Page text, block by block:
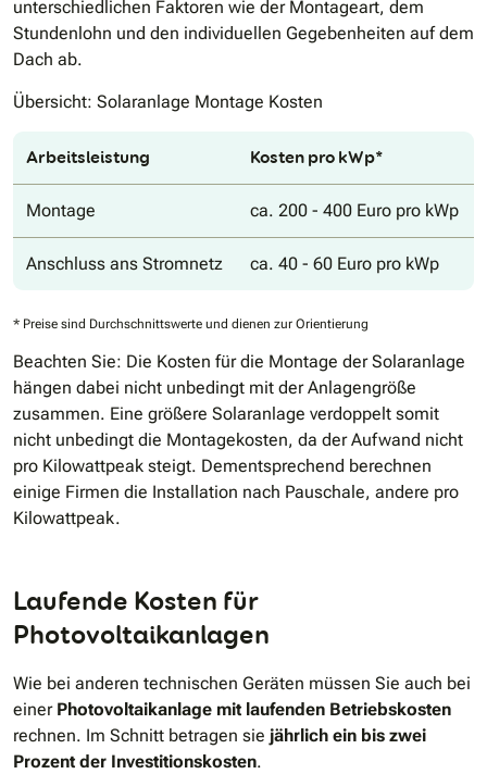
unterschiedlichen Faktoren wie der Montageart, dem
Stundenlohn und den individuellen Gegebenheiten auf dem
Dach ab.
Übersicht: Solaranlage Montage Kosten
Arbeitsleistung Kosten pro kWp*
Montage ca. 200 - 400 Euro pro kWp
Anschluss ans Stromnetz ca. 40 - 60 Euro pro kWp
* Preise sind Durchschnittswerte und dienen zur Orientierung
Beachten Sie: Die Kosten für die Montage der Solaranlage
hängen dabei nicht unbedingt mit der Anlagengröße
zusammen. Eine größere Solaranlage verdoppelt somit
nicht unbedingt die Montagekosten, da der Aufwand nicht
pro Kilowattpeak steigt. Dementsprechend berechnen
einige Firmen die Installation nach Pauschale, andere pro
Kilowattpeak.
Laufende Kosten für
Photovoltaikanlagen
Wie bei anderen technischen Geräten müssen Sie auch bei
einer Photovoltaikanlage mit laufenden Betriebskosten
rechnen. Im Schnitt betragen sie jährlich ein bis zwei
Prozent der Investitionskosten.